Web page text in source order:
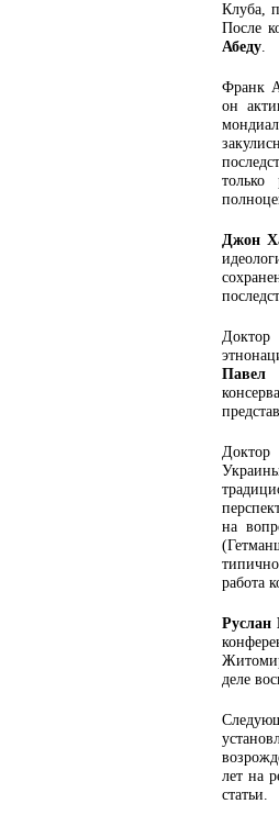
Клуба,
После
Абеду.
Франк
он
только
Джон
Доктор
Павел
Доктор
на
работа
Руслан
деле
лет на
статьи.